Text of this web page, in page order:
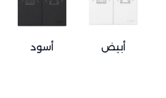
أبيض أسود